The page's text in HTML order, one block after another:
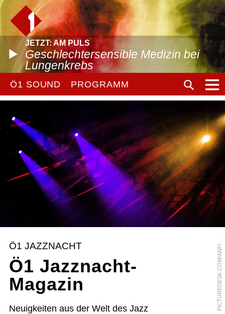
JETZT: AM PULS
Geschlechtersensible Medizin bei
Lungenkrebs
Ö1 SOUND PROGRAMM
P
I
C
T
U
R
E
D
E
S
K
.
C
O
M
/
A
N
P
/
R
A
M
O
N
V
A
N
F
L
Y
M
E
N
Ö1 JAZZNACHT
Ö1 Jazznacht-
Magazin
Neuigkeiten aus der Welt des Jazz